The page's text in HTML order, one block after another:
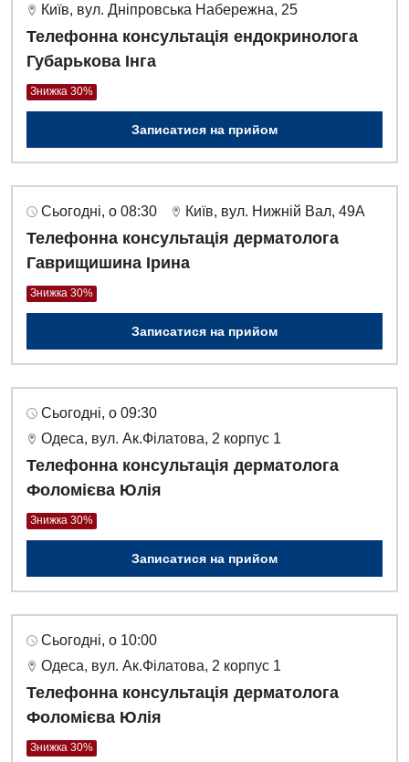
Київ, вул. Дніпровська Набережна, 25
Телефонна консультація ендокринолога
Губарькова Інга
Знижка 30%
Записатися на прийом
Сьогодні, о 08:30 Київ, вул. Нижній Вал, 49А
Телефонна консультація дерматолога
Гаврищишина Ірина
Знижка 30%
Записатися на прийом
Сьогодні, о 09:30
Одеса, вул. Ак.Філатова, 2 корпус 1
Телефонна консультація дерматолога
Фоломієва Юлія
Знижка 30%
Записатися на прийом
Сьогодні, о 10:00
Одеса, вул. Ак.Філатова, 2 корпус 1
Телефонна консультація дерматолога
Фоломієва Юлія
Знижка 30%